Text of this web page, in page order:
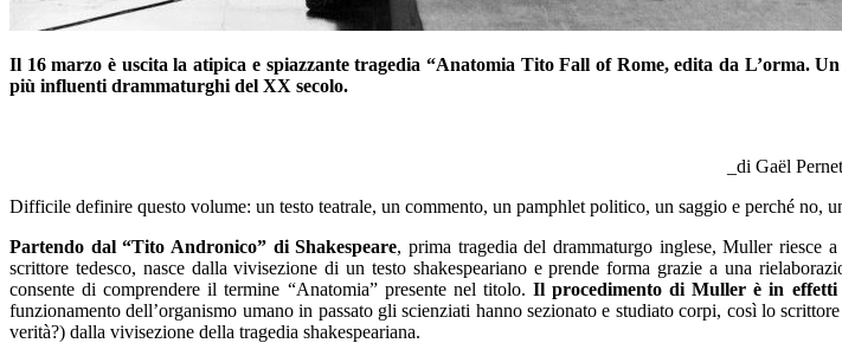
Il 16 marzo è uscita la atipica e spiazzante tragedia “Anatomia Tito Fall of Rome,edita da L’orma. Un
più influenti drammaturghi del XX secolo.
_di Gaël
Difficile definire questo volume: un testo teatrale, un commento, un pamphlet politico, un saggio e perché no,
Partendo dal “Tito Andronico” di Shakespeare, prima tragedia del drammaturgo inglese,Muller riesce a
scrittore tedesco, nasce dalla vivisezione di un testo shakespeariano e prende forma grazie a una
consente di comprendere il termine “Anatomia” presente nel titolo. Il procedimento di Muller è in
funzionamento dell’organismo umano in passato gli scienziati hanno sezionato e studiato corpi, così lo
verità?) dalla vivisezione della tragedia shakespeariana.